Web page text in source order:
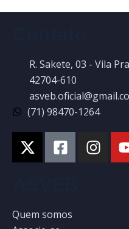
R. Sakete, 03 - Vila
42704-610
(71) 98470-1264
Quem somos